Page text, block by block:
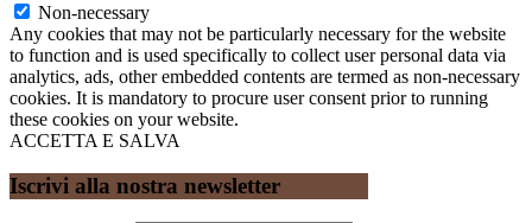
Non-necessary
Any cookies that may not be particularly necessary for the website
to function and is used specifically to collect user personal data via
analytics, ads, other embedded contents are termed as non-necessary
cookies. It is mandatory to procure user consent prior to running
these cookies on your website.
ACCETTA E SALVA
Iscrivi alla nostra newsletter